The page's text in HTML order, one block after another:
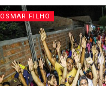
OSMAR FILHO